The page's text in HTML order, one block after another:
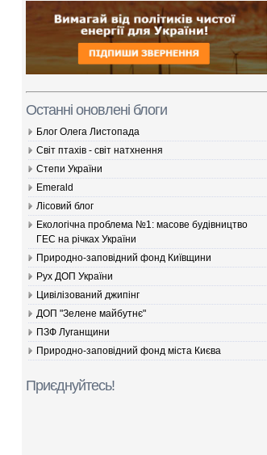
Останні оновлені блоги
Блог Олега Листопада
Світ птахів - світ натхнення
Cтепи України
Emerald
Лісовий блог
Екологічна проблема №1: масове будівництво
ГЕС на річках України
Природно-заповідний фонд Київщини
Рух ДОП України
Цивілізований джипінг
ДОП "Зелене майбутнє"
ПЗФ Луганщини
Природно-заповідний фонд міста Києва
Приєднуйтесь!